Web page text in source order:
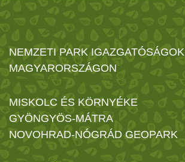
NEMZETI PARK IGAZGATÓSÁGOK
MAGYARORSZÁGON
MISKOLC ÉS KÖRNYÉKE
GYÖNGYÖS-MÁTRA
NOVOHRAD-NÓGRÁD GEOPARK